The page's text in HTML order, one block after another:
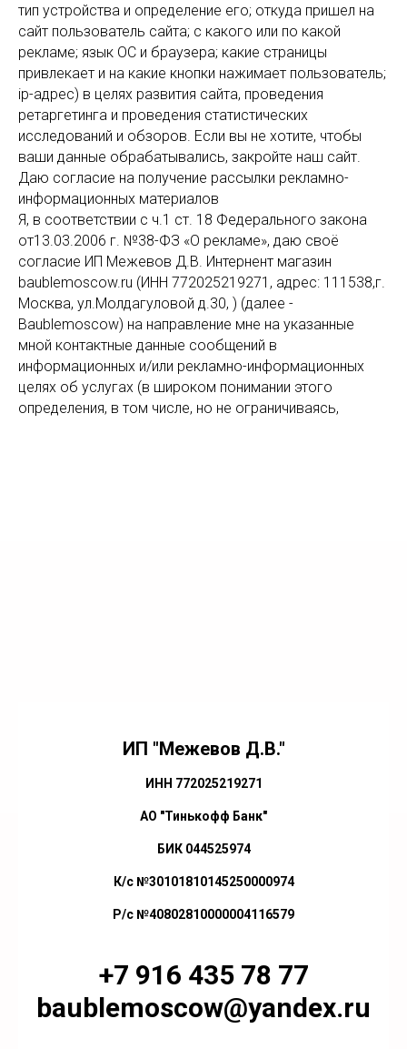
тип устройства и определение его; откуда пришел на
сайт пользователь сайта; с какого или по какой
рекламе; язык ОС и браузера; какие страницы
привлекает и на какие кнопки нажимает пользователь;
ip-адрес) в целях развития сайта, проведения
ретаргетинга и проведения статистических
исследований и обзоров. Если вы не хотите, чтобы
ваши данные обрабатывались, закройте наш сайт.
Даю согласие на получение рассылки рекламно-
информационных материалов
Я, в соответствии с ч.1 ст. 18 Федерального закона
от13.03.2006 г. №38-ФЗ «О рекламе», даю своё
согласие ИП Межевов Д.В. Интернент магазин
baublemoscow.ru (ИНН 772025219271, адрес: 111538,г.
Москва, ул.Молдагуловой д.30, ) (далее -
Baublemoscow) на направление мне на указанные
мной контактные данные сообщений в
информационных и/или рекламно-информационных
целях об услугах (в широком понимании этого
определения, в том числе, но не ограничиваясь,
ИП "Межевов Д.В."
ИНН 772025219271
АО "Тинькофф Банк"
БИК 044525974
К/с №30101810145250000974
Р/с №40802810000004116579
+7 916 435 78 77
baublemoscow@yandex.ru